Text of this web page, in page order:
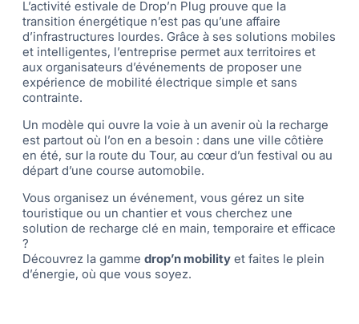
L’activité estivale de Drop’n Plug prouve que la
transition énergétique n’est pas qu’une affaire
d’infrastructures lourdes. Grâce à ses solutions mobiles
et intelligentes, l’entreprise permet aux territoires et
aux organisateurs d’événements de proposer une
expérience de mobilité électrique simple et sans
contrainte.
Un modèle qui ouvre la voie à un avenir où la recharge
est partout où l’on en a besoin : dans une ville côtière
en été, sur la route du Tour, au cœur d’un festival ou au
départ d’une course automobile.
Vous organisez un événement, vous gérez un site
touristique ou un chantier et vous cherchez une
solution de recharge clé en main, temporaire et efficace
?
Découvrez la gamme drop’n mobility et faites le plein
d’énergie, où que vous soyez.